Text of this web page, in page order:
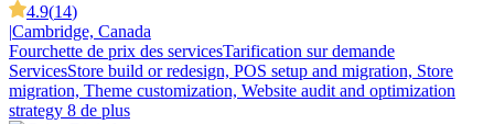
4.9(14)
|Cambridge, Canada
Fourchette de prix des servicesTarification sur demande
ServicesStore build or redesign, POS setup and migration, Store
migration, Theme customization, Website audit and optimization
strategy 8 de plus